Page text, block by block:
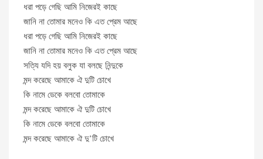
ধরা পড়ে গেছি আমি নিজেরই কাছে
জানি না তোমার মনেও কি এত প্রেম আছে
ধরা পড়ে গেছি আমি নিজেরই কাছে
জানি না তোমার মনেও কি এত প্রেম আছে
সত্যি যদি হয় বলুক যা বলছে নিন্দুকে
মন্দ করেছে আমাকে ঐ দুটি চোখে
কি নামে ডেকে বলবো তোমাকে
মন্দ করেছে আমাকে ঐ দুটি চোখে
কি নামে ডেকে বলবো তোমাকে
মন্দ করেছে আমাকে ঐ দু’টি চোখে